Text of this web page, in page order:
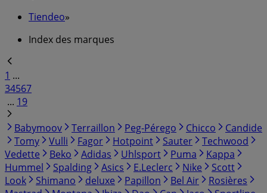
Tiendeo»
Index des marques
1 ...
34567
... 19
Babymoov
Terraillon Peg-Pérego Chicco
Candide
Tomy
Vulli Fagor Hotpoint Sauter
Techwood
Vedette
Beko Adidas Uhlsport Puma
Kappa
Hummel
Spalding Asics E.Leclerc Nike
Scott
Look
Shimano deluxe Papillon Bel Air
Rosières